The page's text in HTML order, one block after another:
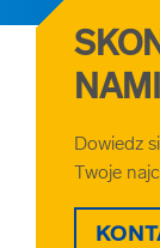
Dowiedz
Twoje